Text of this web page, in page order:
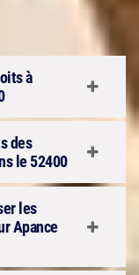
à
des
le 52400
les
Apance